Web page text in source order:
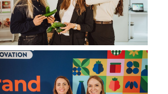
CORE TEAM Konferencja luty 2025
(44).jpg
371 KB